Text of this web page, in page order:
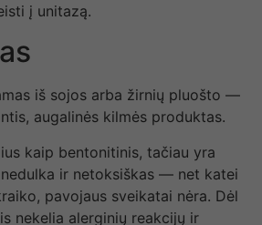
į unitazą.
iš sojos arba žirnių pluošto —
augalinės kilmės produktas.
kaip bentonitinis, tačiau yra
ir netoksiškas — net katei
pavojaus sveikatai nėra. Dėl
nekelia alerginių reakcijų ir